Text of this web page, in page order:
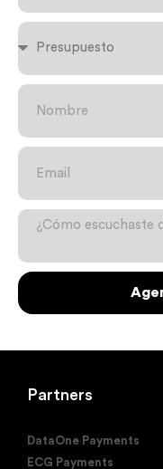
Partners
DataOne Payments
ECG Payments